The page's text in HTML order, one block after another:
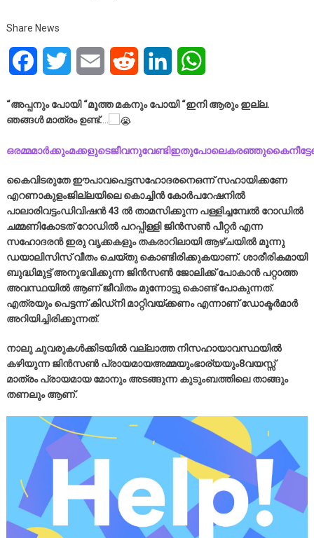
Share News
FacebookTwitter Email Reddit LinkedIn
“അപ്പനും പോയി “മൂത്ത മകനും പോയി “ഇനി ആരും ഇല്ല.
ഞങ്ങൾ മാത്രം ഉണ്ട്.…
കൈവിടരുതേ ഈപാവപെട്ടസഹോദരനെഒന്ന് സഹായിക്കണേ
എറണാകുളംജില്ലയിലെ കൊച്ചിൻ കോർപറേഷനിൽ
പാലാരിവട്ടംഡിവിഷൻ 43 ൽ താമസിക്കുന്ന പള്ളിച്ചമ്പേൽ റോഡിൽ
ചമ്മണികോടത് റോഡിൽ പറപ്പിള്ളി ജിൻസൺ പീറ്റർ എന്ന
സഹോദരൻ ഇരു വൃക്കകളും തകരാറിലായി ആഴ്ചയിൽ മൂന്നു
ഡയാലിസിസ് വീതം ചെയ്തു കൊണ്ടിരിക്കുകയാണ്. ശാരീരികമായി
ബുദ്ധിമുട്ട് അനുഭവിക്കുന്ന ജിൻസൺ ജോലിക്ക് പോകാൻ പറ്റാത്ത
അവസ്ഥയിൽ ആണ് ജീവിതം മുന്നോട്ടു കൊണ്ട് പോകുന്നത്.
എത്രയും പെട്ടന്ന് കിഡ്നി മാറ്റിവയ്ക്കണം എന്നാണ് ഡോക്ടർമാർ
അറിയിച്ചിരിക്കുന്നത്.
നാലു ചുവരുകൾക്കിടയിൽ വല്ലാത്ത നിസഹായാവസ്ഥയിൽ
കഴിയുന്ന ജിൻസൺ പ്രായമായഅമ്മയുംഭാര്യയും8വയസ്സ്
മാത്രം പ്രായമായ മോനും അടങ്ങുന്ന കുടുംബത്തിലെ താങ്ങും
തണലും ആണ്.